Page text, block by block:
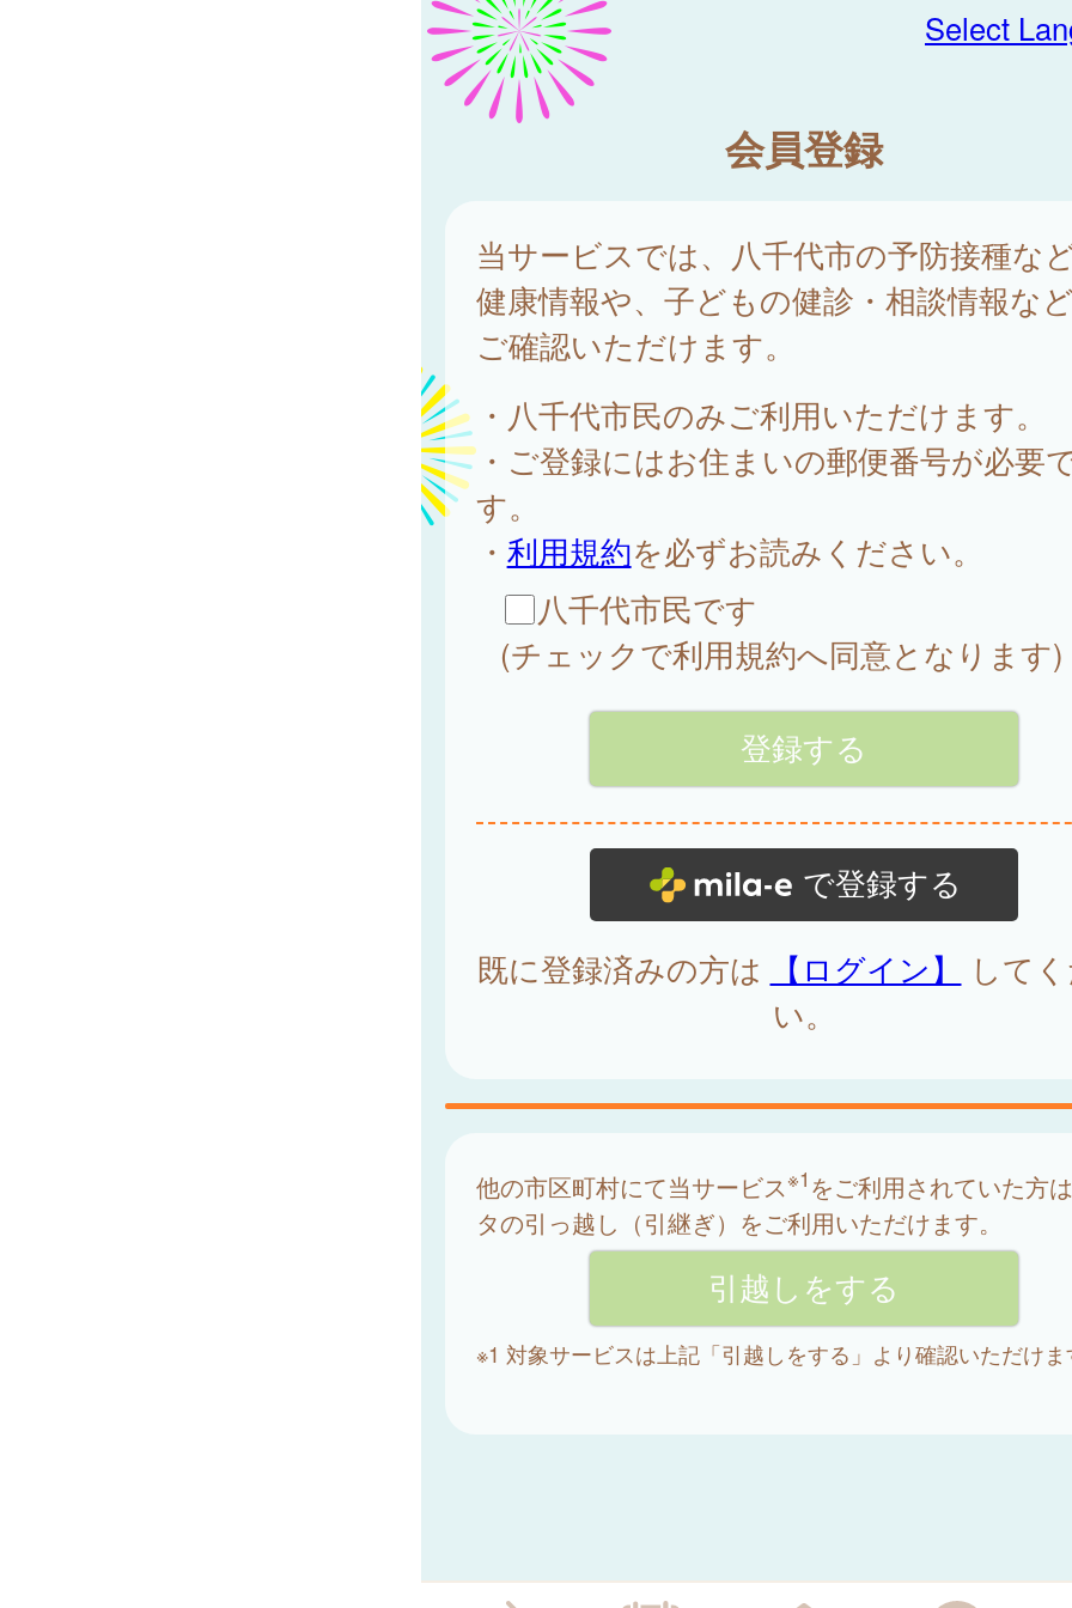
Select
会員登録
当サービスでは、八千代市の予防接種な
健康情報や、子どもの健診・相談情報な
ご確認いただけます。
・八千代市民のみご利用いただけます。
・ご登録にはお住まいの郵便番号が必要
す。
・ 利用規約を必ずお読みください。
八千代市民です
(チェックで利用規約へ同意となります)
で登録する
既に登録済みの方は 【ログイン】
して
い。
他の市区町村にて当サービス※1 をご利用されていた方
タの引っ越し（引継ぎ）をご利用いただけます。
※1 対象サービスは上記「引越しをする」より確認いただけま